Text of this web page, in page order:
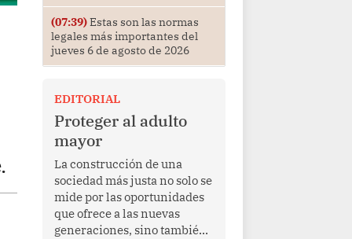
(07:39)Estas son las normas
legales más importantes del
jueves 6 de agosto de 2026
EDITORIAL
Proteger al adulto
mayor
La construcción de una
sociedad más justa no solo se
mide por las oportunidades
que ofrece a las nuevas
generaciones, sino también